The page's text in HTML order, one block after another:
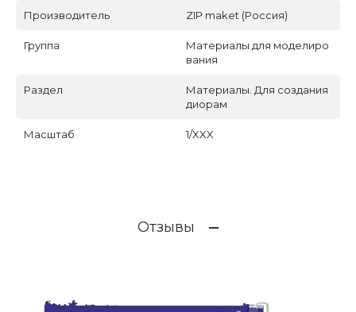
Производитель ZIP maket (Россия)
Группа
Материалы для моделиро
вания
Раздел
Материалы. Для создания
диорам
Масштаб 1/XXX
Отзывы